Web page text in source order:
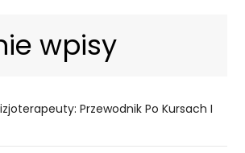
wpisy
Przewodnik Po Kursach I